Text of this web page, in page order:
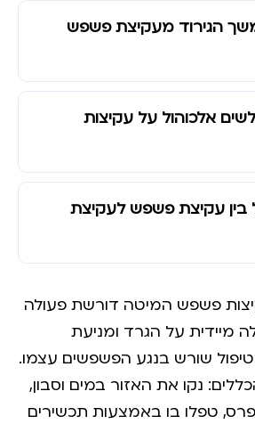
הגירוד מעקיצת פשפש
אלכוהול על עקיצות
עקיצת פשפש לעקיצת
פשפש המיטה דורשת פעולה
מיידית על הגרד ומניעת
טיפול שורש בנגע הפשפשים עצמו.
נקו את האזור במים וסבון,
טפלו בו באמצעות תכשירים